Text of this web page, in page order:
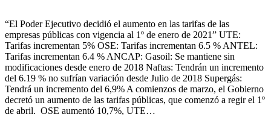
“El Poder Ejecutivo decidió el aumento en las tarifas de las
empresas públicas con vigencia al 1º de enero de 2021” UTE:
Tarifas incrementan 5% OSE: Tarifas incrementan 6.5 % ANTEL:
Tarifas incrementan 6.4 % ANCAP: Gasoil: Se mantiene sin
modificaciones desde enero de 2018 Naftas: Tendrán un incremento
del 6.19 % no sufrían variación desde Julio de 2018 Supergás:
Tendrá un incremento del 6,9% A comienzos de marzo, el Gobierno
decretó un aumento de las tarifas públicas, que comenzó a regir el 1º
de abril. OSE aumentó 10,7%, UTE…